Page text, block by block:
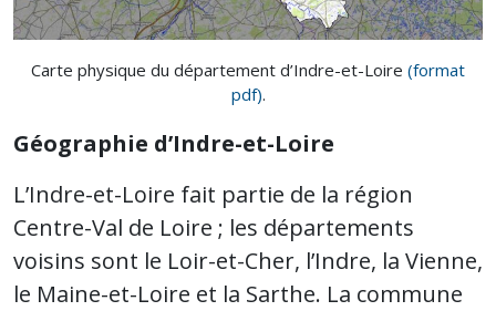
Carte physique du département d’Indre-et-Loire (format
pdf).
Géographie d’Indre-et-Loire
L’Indre-et-Loire fait partie de la région
Centre-Val de Loire ; les départements
voisins sont le Loir-et-Cher, l’Indre, la Vienne,
le Maine-et-Loire et la Sarthe. La commune